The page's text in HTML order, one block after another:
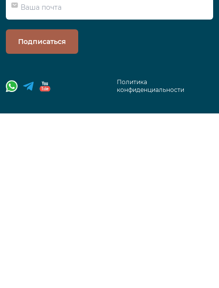
Подписаться
Политика
конфиденциальности